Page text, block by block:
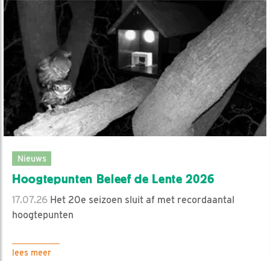
Nieuws
Hoogtepunten Beleef de Lente 2026
17.07.26 Het 20e seizoen sluit af met recordaantal
hoogtepunten
lees meer